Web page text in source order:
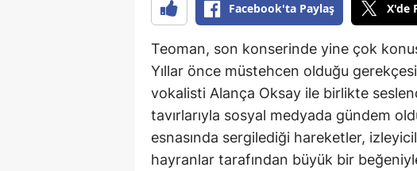
Facebook'ta Paylaş X'de
Teoman, son konserinde yine çok
Yıllar önce müstehcen olduğu
vokalisti Alança Oksay ile birlikte
tavırlarıyla sosyal medyada gündem
esnasında sergilediği hareketler,
hayranlar tarafından büyük bir